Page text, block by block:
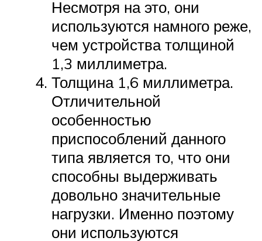
Несмотря на это, они
используются намного реже,
чем устройства толщиной
1,3 миллиметра.
Толщина 1,6 миллиметра.
Отличительной
особенностью
приспособлений данного
типа является то, что они
способны выдерживать
довольно значительные
нагрузки. Именно поэтому
они используются